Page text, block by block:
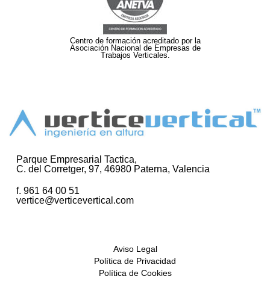
Centro de formación acreditado por la
Asociación Nacional de Empresas de
Trabajos Verticales.
Parque Empresarial Tactica,
C. del Corretger, 97, 46980 Paterna, Valencia
f. 961 64 00 51
vertice@verticevertical.com
Aviso Legal
Política de Privacidad
Política de Cookies